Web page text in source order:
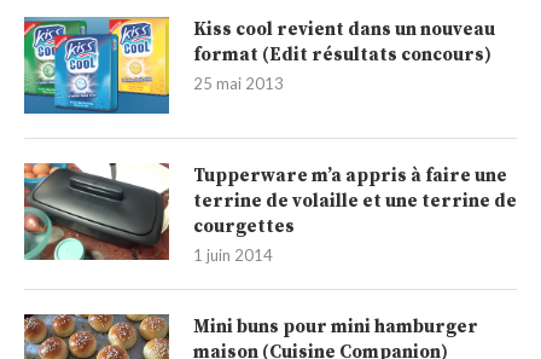
Kiss cool revient dans un nouveau
format (Edit résultats concours)
25 mai 2013
Tupperware m’a appris à faire une
terrine de volaille et une terrine de
courgettes
1 juin 2014
Mini buns pour mini hamburger
maison (Cuisine Companion)